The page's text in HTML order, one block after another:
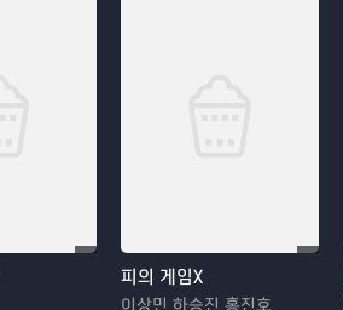
피의 게임X
이상민 하승진 홍진호